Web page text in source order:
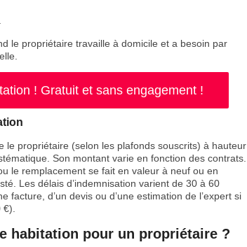
le propriétaire travaille à domicile et a besoin par
! Gratuit et sans engagement !
le propriétaire (selon les plafonds souscrits) à hauteur
Son montant varie en fonction des contrats.
le remplacement se fait en valeur à neuf ou en
Les délais d’indemnisation varient de 30 à 60
facture, d’un devis ou d’une estimation de l’expert si
habitation pour un propriétaire ?